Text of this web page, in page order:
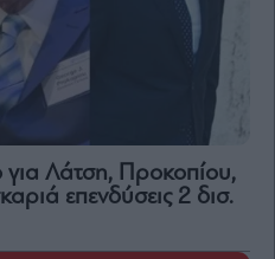
Λάτση, Προκοπίου,
επενδύσεις 2 δισ.